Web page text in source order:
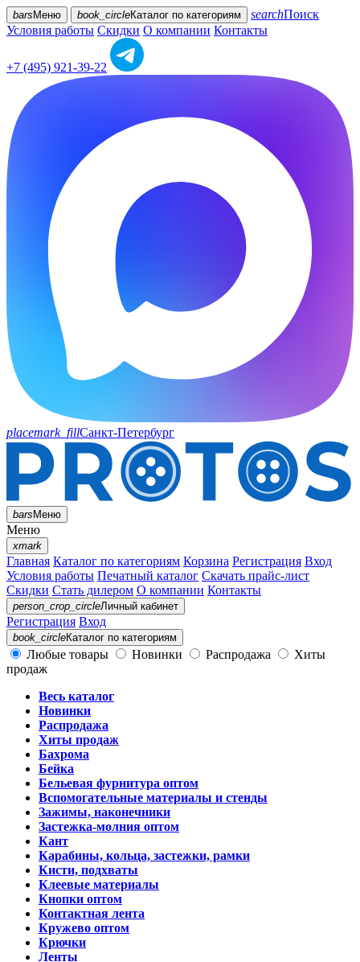
bars Меню book_circleКаталог по категориям searchПоиск
Условия работы Скидки О компании Контакты
+7 (495) 921-39-22
placemark_fillСанкт-Петербург
barsМеню
Меню
xmark
Главная Каталог по категориям Корзина Регистрация Вход
Условия работы Печатный каталог Скачать прайс-лист
Скидки Стать дилером О компании Контакты
person_crop_circleЛичный кабинет
Регистрация Вход
book_circleКаталог по категориям
Любые товары Новинки Распродажа
Хиты
продаж
Весь каталог
Новинки
Распродажа
Хиты продаж
Бахрома
Бейка
Бельевая фурнитура оптом
Вспомогательные материалы и стенды
Зажимы, наконечники
Застежка-молния оптом
Кант
Карабины, кольца, застежки, рамки
Кисти, подхваты
Клеевые материалы
Кнопки оптом
Контактная лента
Кружево оптом
Крючки
Ленты